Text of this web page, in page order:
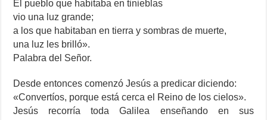
El pueblo que habitaba en tinieblas
vio una luz grande;
a los que habitaban en tierra y sombras de muerte,
una luz les brilló».
Palabra del Señor.
Desde entonces comenzó Jesús a predicar diciendo:
«Convertíos, porque está cerca el Reino de los cielos».
Jesús recorría toda Galilea enseñando en sus